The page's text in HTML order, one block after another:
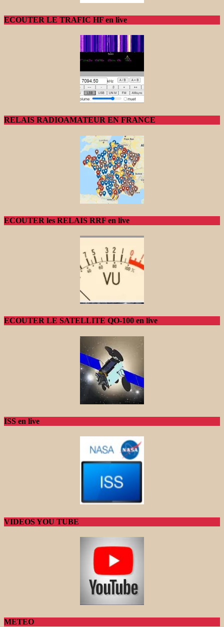
ECOUTER LE TRAFIC HF en live
RELAIS RADIOAMATEUR EN FRANCE
ECOUTER les RELAIS RRF en live
ECOUTER LE SATELLITE QO-100 en live
ISS en live
VIDEOS YOU TUBE
METEO